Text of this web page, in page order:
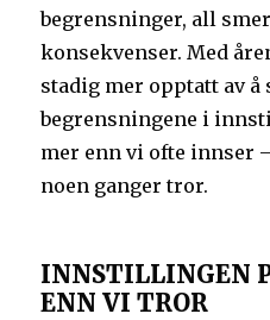
begrensninger, all
konsekvenser. Med
stadig mer opptatt av å
begrensningene i
mer enn vi ofte innser
noen ganger tror.
INNSTILLINGEN
ENN VI TROR